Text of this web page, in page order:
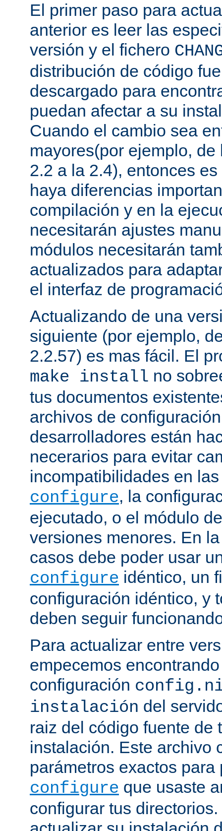
El primer paso para
anterior es leer las
versión y el fichero
distribución de código
descargado para
puedan afectar a su
Cuando el cambio sea
mayores(por ejemplo,
2.2 a la 2.4), entonces
haya diferencias
compilación y en la
necesitarán ajustes
módulos necesitarán
actualizados para
el interfaz de
Actualizando de una
siguiente (por ejemplo,
2.2.57) es mas fácil. El
make install no
tus documentos
archivos de
desarrolladores están
necerarios para evitar
incompatibilidades en
configure, la
ejecutado, o el módulo
versiones menores. En
casos debe poder usar
configure idéntico, un
configuración idéntico, y
deben seguir
Para actualizar entre
empecemos
configuración
instalación del
raiz del código fuente de
instalación. Este archivo
parámetros exactos para
configure que usaste
configurar tus